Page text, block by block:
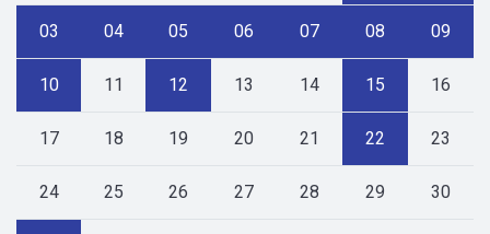
03 04 05 06 07 08 09
10 11 12 13 14 15 16
17 18 19 20 21 22 23
24 25 26 27 28 29 30